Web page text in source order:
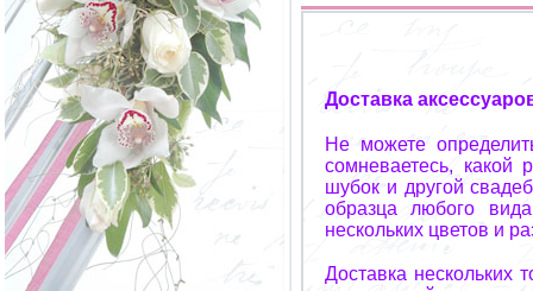
Доставка
Не можете
сомневаетесь, какой
шубок и другой
образца любого
нескольких цветов и
Доставка нескольких